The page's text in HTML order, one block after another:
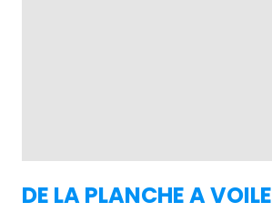
DE LA PLANCHE A VOILE